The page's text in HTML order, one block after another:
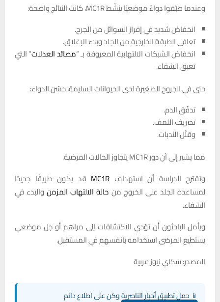
وعندما طبّقوا دواءً موضعيًا ينشّط MC1R، كانت النتائج واضحة:
انخفاض شديد في إفراز السوائل من الجرح.
تعافي الطبقة الخارجية من الجلد وبدء الإغلاق.
انخفاض الشبكات الالتهابية المعروفة بـ “مصائد العدلات” التي
تعيق الشفاء.
حتى في الجروح الصغيرة لدى الحيوانات السليمة، حسّن الدواء:
تدفّق الدم.
تصريف اللمف.
وقلّل الندبات.
مما يشير إلى أن دور MC1R يتجاوز الحالات المرضية.
وتقترح الدراسة أن استهداف MC1R قد يكون طريقًا جديدًا
لمساعدة الجلد على الخروج من حالة الالتهاب المزمنوالبدء في
الشفاء.
ويأمل الباحثون أن تؤدي الاكتشافات إلى مراهم أو جل موضعي
يستطيع المرضى استخدامه بأنفسهم في المستقبل.
المصدر: سكاي نيوز عربية
📱 حمل تطبيق أخبار الناصرية وكن على اطلاع دائم